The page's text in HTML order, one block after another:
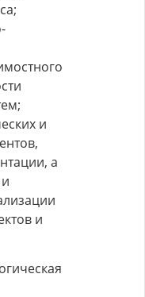
и
а
и